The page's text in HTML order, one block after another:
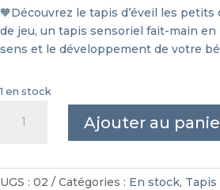
🧡Découvrez le tapis d’éveil les
de jeu, un tapis sensoriel fait-main en
sens et le développement de votre
1 en stock
-
Ajouter au
UGS : 02 Catégories : En stock,